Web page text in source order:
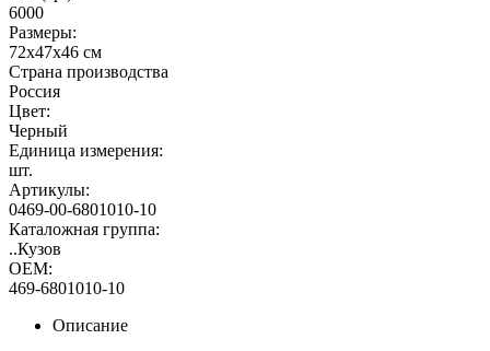
6000
Размеры:
72х47х46 см
Страна производства
Россия
Цвет:
Черный
Единица измерения:
шт.
Артикулы:
0469-00-6801010-10
Каталожная группа:
..Кузов
OEM:
469-6801010-10
Описание